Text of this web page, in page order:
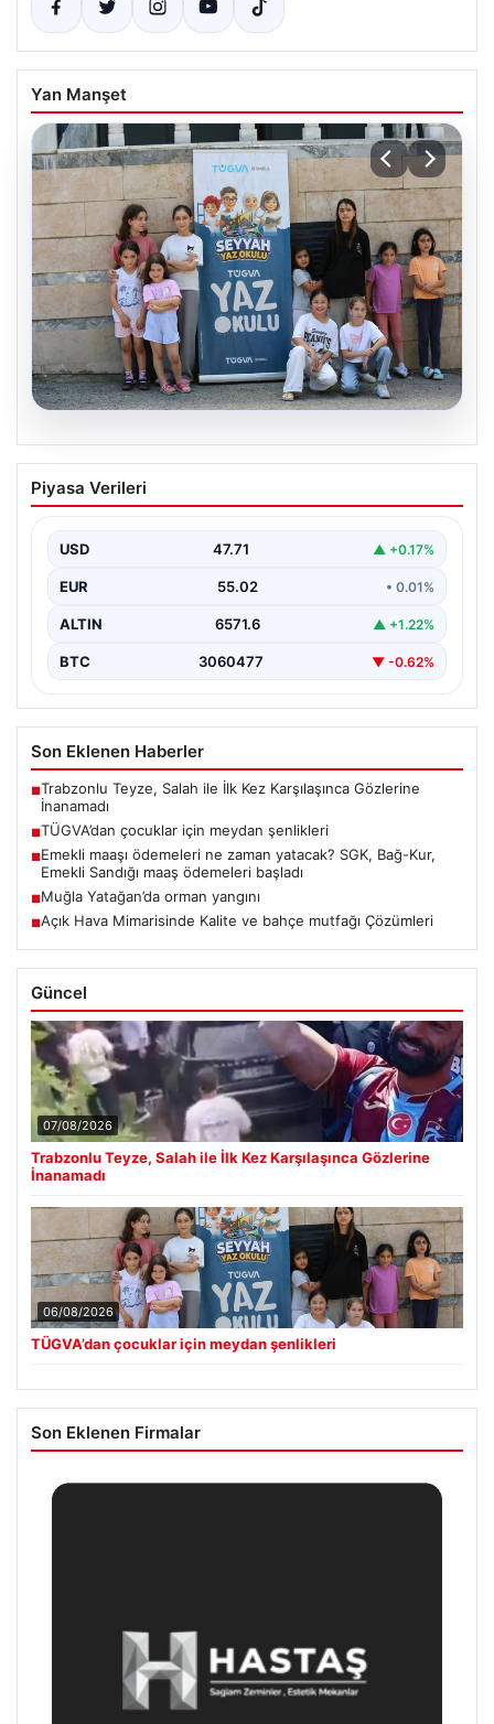
Yan Manşet
06.08.2026
TÜGVA’dan çocuklar için meydan
şenlikleri
Piyasa Verileri
USD 47.71 ▲ +0.17%
EUR 55.02 • 0.01%
ALTIN 6571.6 ▲ +1.22%
BTC 3060477 ▼ -0.62%
Son Eklenen Haberler
■Trabzonlu Teyze, Salah ile İlk Kez Karşılaşınca Gözlerine
İnanamadı
■TÜGVA’dan çocuklar için meydan şenlikleri
■Emekli maaşı ödemeleri ne zaman yatacak? SGK, Bağ-Kur,
Emekli Sandığı maaş ödemeleri başladı
■Muğla Yatağan’da orman yangını
■Açık Hava Mimarisinde Kalite ve bahçe mutfağı Çözümleri
Güncel
07/08/2026
Trabzonlu Teyze, Salah ile İlk Kez Karşılaşınca Gözlerine
İnanamadı
06/08/2026
TÜGVA’dan çocuklar için meydan şenlikleri
Son Eklenen Firmalar